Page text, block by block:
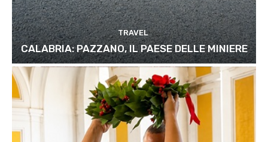
TRAVEL
CALABRIA: PAZZANO, IL PAESE DELLE MINIERE